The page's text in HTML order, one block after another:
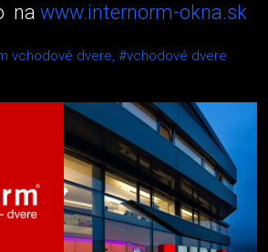
na www.internorm-okna.sk
vchodové dvere, #vchodové dvere